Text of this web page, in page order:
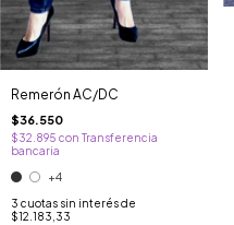
Remerón AC/DC
$36.550
$32.895 con Transferencia
bancaria
+4
3 cuotas sin interés de
$12.183,33